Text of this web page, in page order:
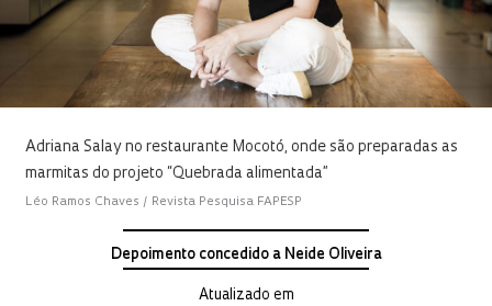
Adriana Salay no restaurante Mocotó, onde são preparadas as
marmitas do projeto “Quebrada alimentada”
Léo Ramos Chaves / Revista Pesquisa FAPESP
Depoimento concedido a Neide Oliveira
Atualizado em